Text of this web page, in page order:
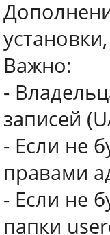
Важно:
-
записей
- Если не
правами
- Если не
папки